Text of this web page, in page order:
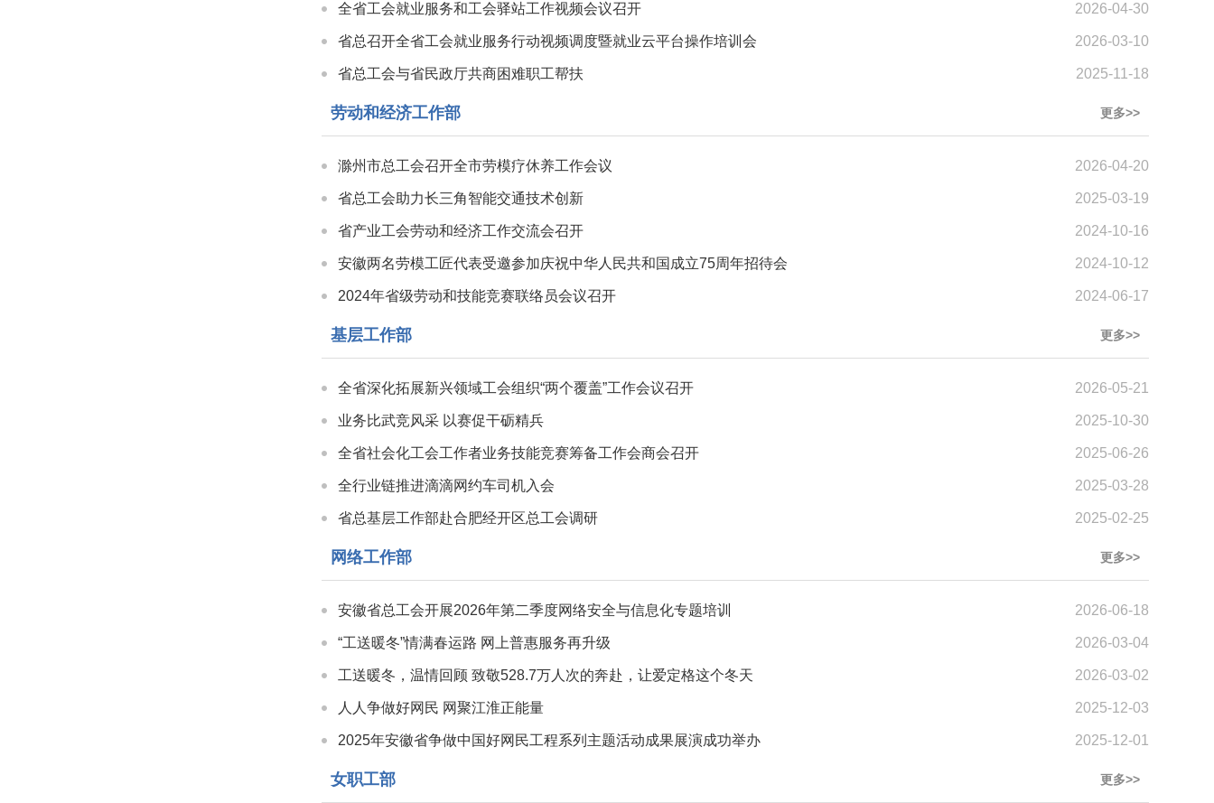
2026-04-30
全省工会就业服务和工会驿站工作视频会议召开
2026-03-10
省总召开全省工会就业服务行动视频调度暨就业云平台操作培训会
2025-11-18
省总工会与省民政厅共商困难职工帮扶
更多>>
劳动和经济工作部
2026-04-20
滁州市总工会召开全市劳模疗休养工作会议
2025-03-19
省总工会助力长三角智能交通技术创新
2024-10-16
省产业工会劳动和经济工作交流会召开
2024-10-12
安徽两名劳模工匠代表受邀参加庆祝中华人民共和国成立75周年招待会
2024-06-17
2024年省级劳动和技能竞赛联络员会议召开
更多>>
基层工作部
2026-05-21
全省深化拓展新兴领域工会组织“两个覆盖”工作会议召开
2025-10-30
业务比武竞风采 以赛促干砺精兵
2025-06-26
全省社会化工会工作者业务技能竞赛筹备工作会商会召开
2025-03-28
全行业链推进滴滴网约车司机入会
2025-02-25
省总基层工作部赴合肥经开区总工会调研
更多>>
网络工作部
2026-06-18
安徽省总工会开展2026年第二季度网络安全与信息化专题培训
2026-03-04
“工送暖冬”情满春运路 网上普惠服务再升级
2026-03-02
工送暖冬，温情回顾 致敬528.7万人次的奔赴，让爱定格这个冬天
2025-12-03
人人争做好网民 网聚江淮正能量
2025-12-01
2025年安徽省争做中国好网民工程系列主题活动成果展演成功举办
更多>>
女职工部